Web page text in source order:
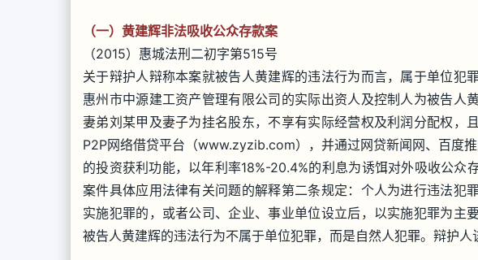
（一）黄建辉非法吸收公众存款案
（2015）惠城法刑二初字第515号
关于辩护人辩称本案就被告人黄建辉的违法行为而言，属于单位犯
惠州市中源建工资产管理有限公司的实际出资人及控制人为被告人
妻弟刘某甲及妻子为挂名股东，不享有实际经营权及利润分配权，
P2P网络借贷平台（www.zyzib.com），并通过网贷新闻网、百度
的投资获利功能，以年利率18%-20.4%的利息为诱饵对外吸收公众
案件具体应用法律有关问题的解释第二条规定：个人为进行违法犯
实施犯罪的，或者公司、企业、事业单位设立后，以实施犯罪为主
被告人黄建辉的违法行为不属于单位犯罪，而是自然人犯罪。辩护人